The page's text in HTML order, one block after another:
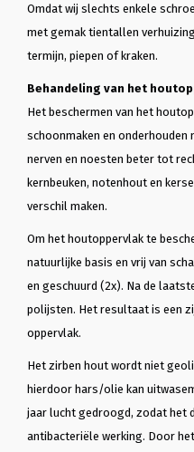
Omdat wij slechts enkele
met gemak tientallen
termijn, piepen of kraken.
Behandeling van het
Het beschermen van het
schoonmaken en onderhouden
nerven en noesten beter tot
kernbeuken, notenhout en
verschil maken.
Om het houtoppervlak te
natuurlijke basis en vrij van
en geschuurd (2x). Na de
polijsten. Het resultaat is een
oppervlak.
Het zirben hout wordt niet
hierdoor hars/olie kan
jaar lucht gedroogd, zodat het
antibacteriële werking. Door